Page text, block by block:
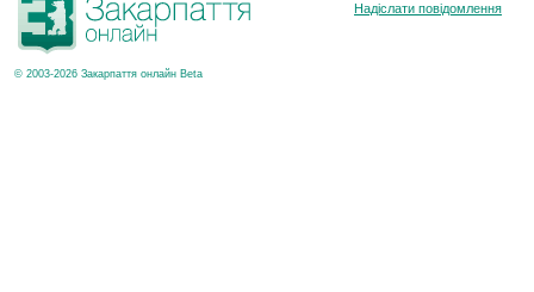
© 2003-2026 Закарпаття онлайн Beta
Надіслати повідомлення